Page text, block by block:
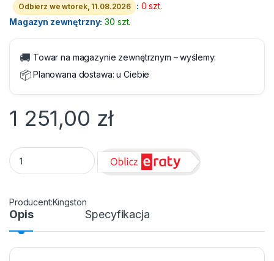
Odbierz we wtorek, 11.08.2026 : 0 szt.
Magazyn zewnętrzny: 30 szt.
🚚 Towar na magazynie zewnętrznym – wyślemy:
📦Planowana dostawa:u Ciebie
1 251,00 zł
DIMM PC-3200 DDR4 32GB Kingston KF432C16BB/32 Fury
Kingston
Opis Specyfikacja